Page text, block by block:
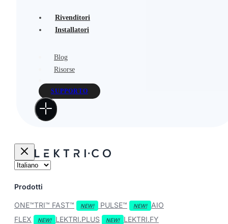
Rivenditori
Installatori
Blog
Risorse
SUPPORTO
Prodotti
ONE™TRI™ FAST™ PULSE™
AIO
FLEX
LEKTRI.PLUS LEKTRI.FY